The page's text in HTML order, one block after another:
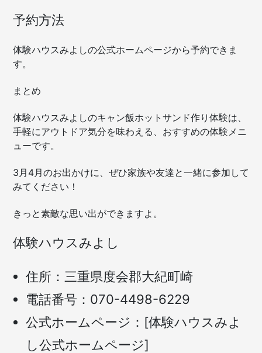
予約方法
体験ハウスみよしの公式ホームページから予約できま
す。
まとめ
体験ハウスみよしのキャン飯ホットサンド作り体験は、
手軽にアウトドア気分を味わえる、おすすめの体験メニ
ューです。
3月4月のお出かけに、ぜひ家族や友達と一緒に参加して
みてください！
きっと素敵な思い出ができますよ。
体験ハウスみよし
住所：三重県度会郡大紀町崎
電話番号：070-4498-6229
公式ホームページ：[体験ハウスみよ
し公式ホームページ]